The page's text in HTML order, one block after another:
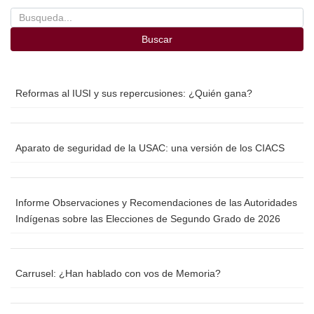
Buscar
Reformas al IUSI y sus repercusiones: ¿Quién gana?
Aparato de seguridad de la USAC: una versión de los CIACS
Informe Observaciones y Recomendaciones de las Autoridades
Indígenas sobre las Elecciones de Segundo Grado de 2026
Carrusel: ¿Han hablado con vos de Memoria?